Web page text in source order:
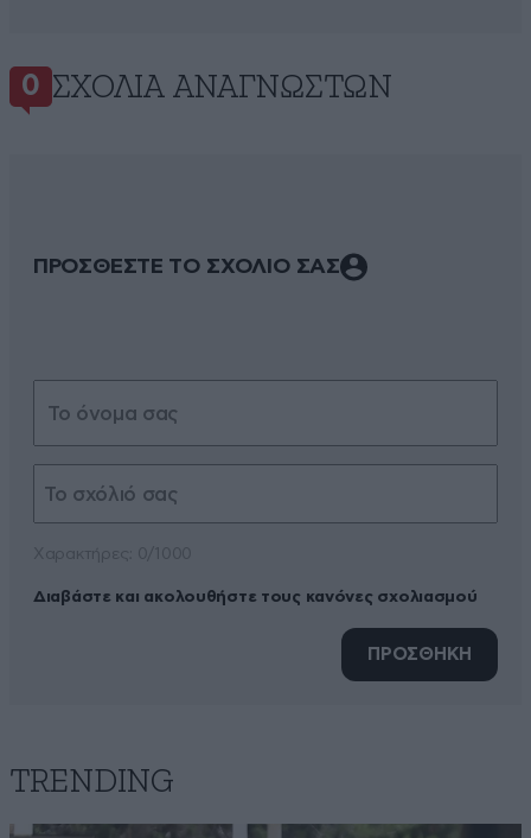
0 ΣΧΌΛΙΑ ΑΝΑΓΝΩΣΤΏΝ
ΠΡΟΣΘΕΣΤΕ ΤΟ ΣΧΟΛΙΟ ΣΑΣ
Διαβάστε και ακολουθήστε τους κανόνες σχολιασμού
ΠΡΟΣΘΗΚΗ
TRENDING